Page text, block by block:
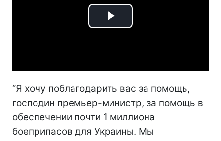
Play
“Я хочу поблагодарить вас за помощь,
господин премьер-министр, за помощь в
обеспечении почти 1 миллиона
боеприпасов для Украины. Мы